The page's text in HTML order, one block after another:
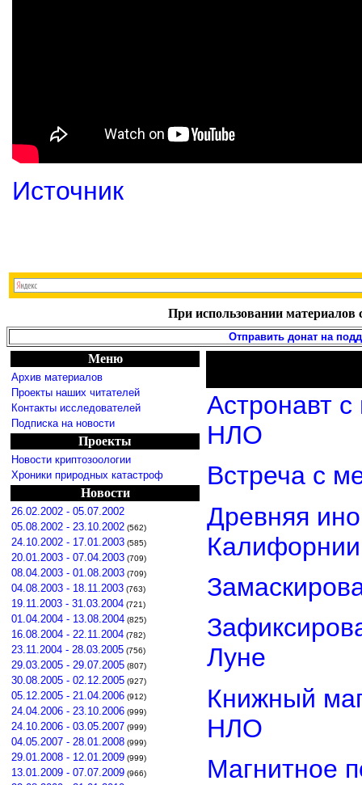
Источник
При использовании материалов
Отправить донат на
Меню
Архив материалов
Проекты наших читателей
Контакты исследователей
Подписка на новости
Проекты
Новости криптозоологии
Хроники природных катастроф
Новости
26.02.2002 - 05.07.2002
05.08.2002 - 23.10.2002 (562)
24.10.2002 - 17.01.2003 (585)
20.01.2003 - 07.04.2003 (709)
08.04.2003 - 01.08.2003 (709)
04.08.2003 - 18.11.2003 (763)
19.11.2003 - 31.03.2004 (721)
01.04.2004 - 13.08.2004 (825)
16.08.2004 - 22.11.2004 (782)
23.11.2004 - 28.03.2005 (756)
29.03.2005 - 29.07.2005 (807)
30.08.2005 - 02.12.2005 (927)
05.12.2005 - 21.04.2006 (912)
24.04.2006 - 23.10.2006 (999)
24.10.2006 - 03.05.2007 (999)
04.05.2007 - 28.01.2008 (999)
29.01.2008 - 12.01.2009 (999)
13.01.2009 - 07.07.2009 (966)
Астронавт
НЛО
Встреча с
Древняя
Калифорнии
Луне
Книжный
НЛО
Магнитное